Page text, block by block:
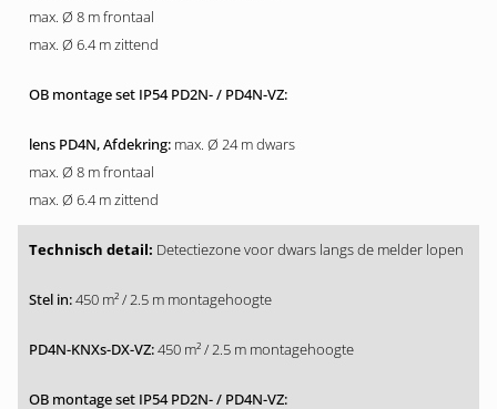
max. Ø 8 m frontaal
max. Ø 6.4 m zittend
max. Ø 24 m dwars
max. Ø 8 m frontaal
max. Ø 6.4 m zittend
Detectiezone voor dwars langs de melder lopen
450 m² / 2.5 m montagehoogte
450 m² / 2.5 m montagehoogte